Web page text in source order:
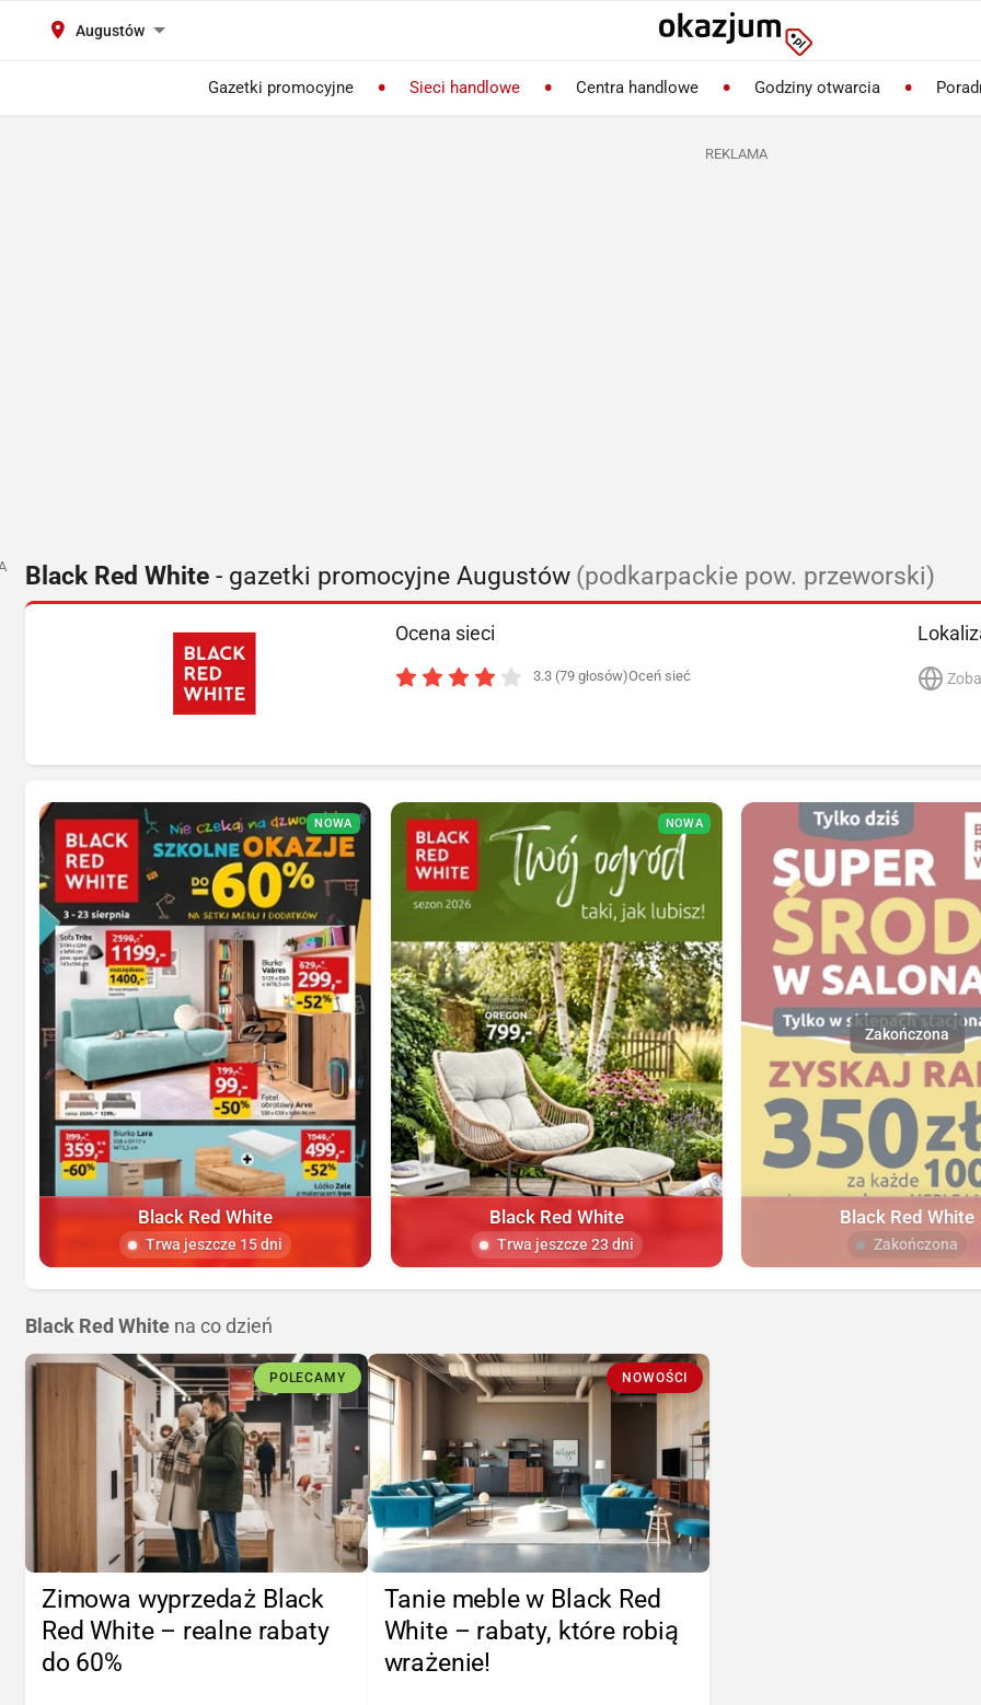
Augustów
Gazetki promocyjne Sieci handlowe Centra handlowe Godziny otwarcia
REKLAMA
Black Red White - gazetki promocyjne Augustów (podkarpackie pow. przeworski)
Ocena sieci
3.3 (79 głosów)Oceń sieć
NOWA
Black Red White
Trwa jeszcze 15 dni
NOWA
Black Red White
Trwa jeszcze 23 dni
Black Red White
Zakończona
Black Red White na co dzień
POLECAMY
Zimowa wyprzedaż Black
Red White – realne rabaty
do 60%
NOWOŚCI
Tanie meble w Black Red
White – rabaty, które robią
wrażenie!